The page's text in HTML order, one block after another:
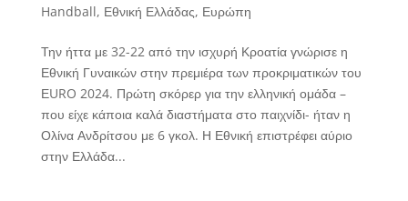
Handball, Εθνική Ελλάδας, Ευρώπη
Την ήττα με 32-22 από την ισχυρή Κροατία γνώρισε η
Εθνική Γυναικών στην πρεμιέρα των προκριματικών του
ΕURO 2024. Πρώτη σκόρερ για την ελληνική ομάδα –
που είχε κάποια καλά διαστήματα στο παιχνίδι- ήταν η
Ολίνα Ανδρίτσου με 6 γκολ. Η Εθνική επιστρέφει αύριο
στην Ελλάδα...